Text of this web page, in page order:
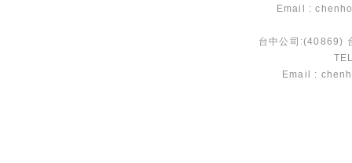
Email :
台中公司:(40869)
Email :